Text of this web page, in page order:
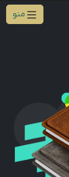
منو